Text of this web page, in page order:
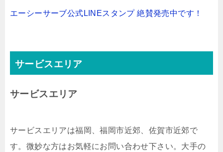
エーシーサーブ公式LINEスタンプ 絶賛発売中です！
サービスエリア
サービスエリア
サービスエリアは福岡、福岡市近郊、佐賀市近郊で
す。微妙な方はお気軽にお問い合わせ下さい。大手の